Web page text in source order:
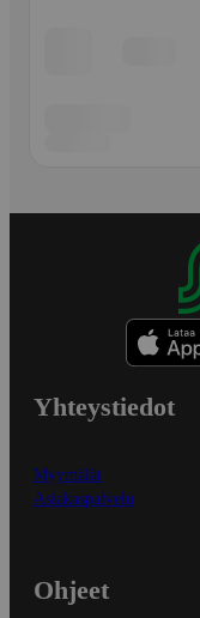
Yhteystiedot
Myymälät
Asiakaspalvelu
Ohjeet